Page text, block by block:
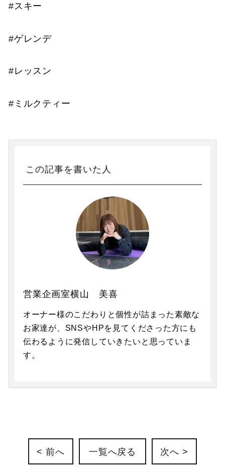
#スキー
#ゲレンデ
#レッスン
#ミルクティー
この記事を書いた人
営業企画室横山 美喜
オーナー様のこだわりと個性が詰まった素敵な
お家達が、SNSやHPを見てくださった方にも
伝わるように発信していきたいと思っていま
す。
< 前へ 一覧へ戻る 次へ >